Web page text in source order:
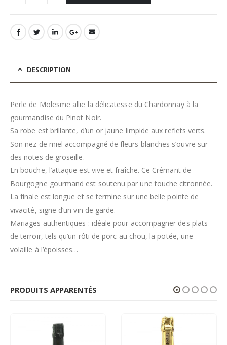
DESCRIPTION
Perle de Molesme allie la délicatesse du Chardonnay à la
gourmandise du Pinot Noir.
Sa robe est brillante, d’un or jaune limpide aux reflets verts.
Son nez de miel accompagné de fleurs blanches s’ouvre sur
des notes de groseille.
En bouche, l’attaque est vive et fraîche. Ce Crémant de
Bourgogne gourmand est soutenu par une touche citronnée.
La finale est longue et se termine sur une belle pointe de
vivacité, signe d’un vin de garde.
Mariages authentiques : idéale pour accompagner des plats
de terroir, tels qu’un rôti de porc au chou, la potée, une
volaille à l’époisses…
PRODUITS APPARENTÉS